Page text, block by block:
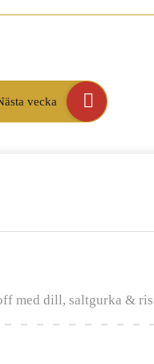
vecka
med dill, saltgurka & ris